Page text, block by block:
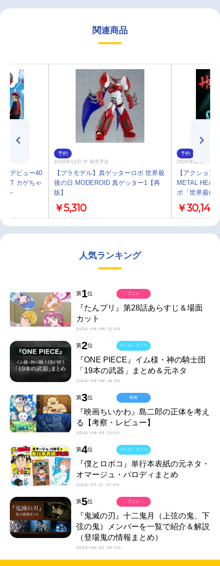
関連商品
/デビュー40
カゲちゃ
～
予約
2026年12月 中 発売予定
【プラモデル】真ゲッターロボ 世界最
後の日 MODEROID 真ゲッター1【再
販】
￥5,310
予約
2026年12月 中 発
【アクション
METAL HEAT
ボ「世界最後
ゲッターロボ
￥30,145
人気ランキング
第1位
『たんプリ』第28話あらすじ＆場面
カット
2026-08-08 12:00
アニメ
第2位
『ONE PIECE』イム様・神の騎士団
「19本の武器」まとめ＆元ネタ
2026-08-06 16:30
マンガ・ラノベ
第3位
『映画ちいかわ』島二郎の正体を考え
る【考察・レビュー】
2026-08-03 12:00
映画
第4位
『僕とロボコ』単行本表紙の元ネタ・
オマージュ・パロディまとめ
2026-07-21 10:00
マンガ・ラノベ
第5位
『鬼滅の刃』十二鬼月（上弦の鬼、下
弦の鬼）メンバーを一覧で紹介＆解説
（登場鬼の情報まとめ）
2023-06-20 00:00
アニメ